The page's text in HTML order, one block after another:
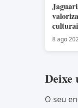
8 ago
Deixe
O seu